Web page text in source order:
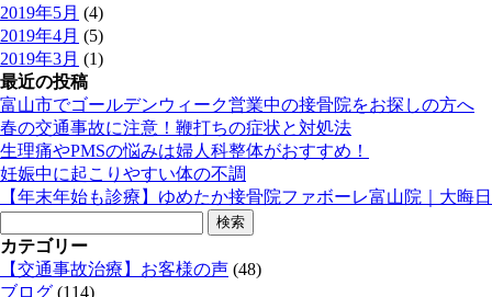
2019年5月 (4)
2019年4月 (5)
2019年3月 (1)
最近の投稿
富山市でゴールデンウィーク営業中の接骨院をお探しの方へ
春の交通事故に注意！鞭打ちの症状と対処法
生理痛やPMSの悩みは婦人科整体がおすすめ！
妊娠中に起こりやすい体の不調
【年末年始も診療】ゆめたか接骨院ファボーレ富山院｜大晦
検
索:
カテゴリー
【交通事故治療】お客様の声 (48)
ブログ (114)